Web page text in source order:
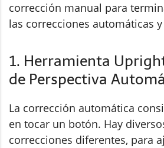
corrección manual para
las correcciones automáticas
1. Herramienta
de Perspectiva
La corrección automática
en tocar un botón. Hay
correcciones diferentes, para